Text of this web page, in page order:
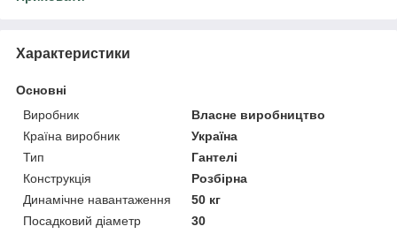
Характеристики
Основні
Виробник
Власне виробництво
Країна виробник
Україна
Тип
Гантелі
Конструкція
Розбірна
Динамічне навантаження
50 кг
Посадковий діаметр
30